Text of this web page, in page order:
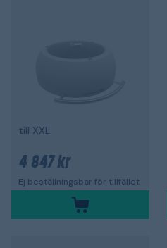
till XXL
4 847 kr
Ej beställningsbar för tillfället